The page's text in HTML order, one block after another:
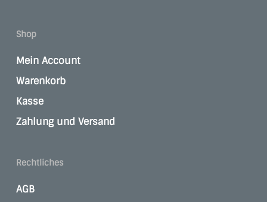
Shop
Mein Account
Warenkorb
Kasse
Zahlung und Versand
Rechtliches
AGB